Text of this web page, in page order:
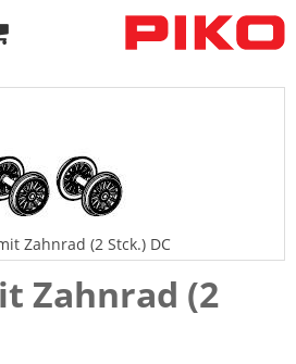
Zahnrad (2 Stck.) DC
Zahnrad (2